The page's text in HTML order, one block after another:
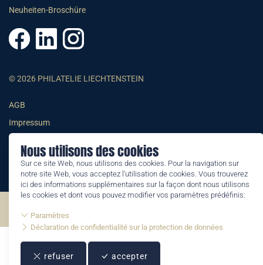
Nous utilisons des cookies
Sur ce site Web, nous utilisons des cookies. Pour la navigation sur
notre site Web, vous acceptez l'utilisation de cookies. Vous trouverez
ici des informations supplémentaires sur la façon dont nous utilisons
les cookies et dont vous pouvez modifier vos paramètres prédéfinis:
Paramètres
Déclaration de confidentialité sur la protection de données
refuser accepter
Neuheiten-Broschüre
© 2026 PHILATELIE LIECHTENSTEIN
AGB
Impressum